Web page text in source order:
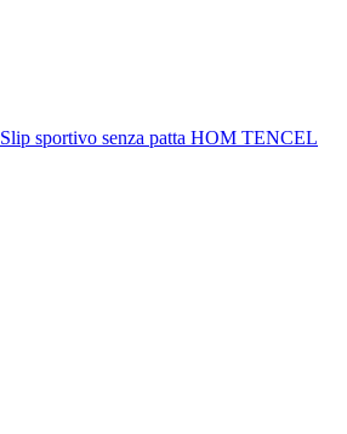
Slip sportivo senza patta HOM TENCEL